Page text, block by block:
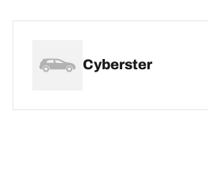
Cyberster